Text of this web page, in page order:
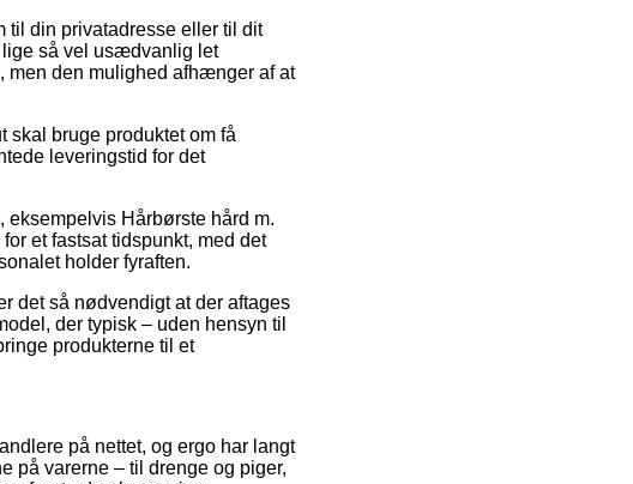
til din privatadresse eller til dit
lige så vel usædvanlig let
men den mulighed afhænger af at
skal bruge produktet om få
leveringstid for det
Hårbørste hård m.
et fastsat tidspunkt, med det
holder fyraften.
det så nødvendigt at der aftages
der typisk – uden hensyn til
produkterne til et
på nettet, og ergo har langt
på varerne – til drenge og piger,